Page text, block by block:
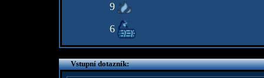
9
6
Vstupní dotazník: